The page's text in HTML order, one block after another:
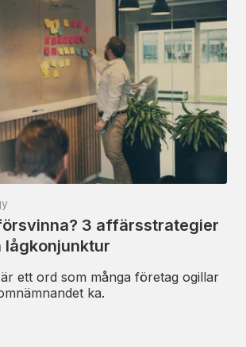
3 affärsstrategier
lågkonjunktur
ett ord som många företag ogillar
ka.